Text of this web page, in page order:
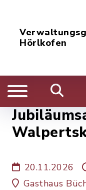
Hörlkofen
20.11.2026
Gasthaus